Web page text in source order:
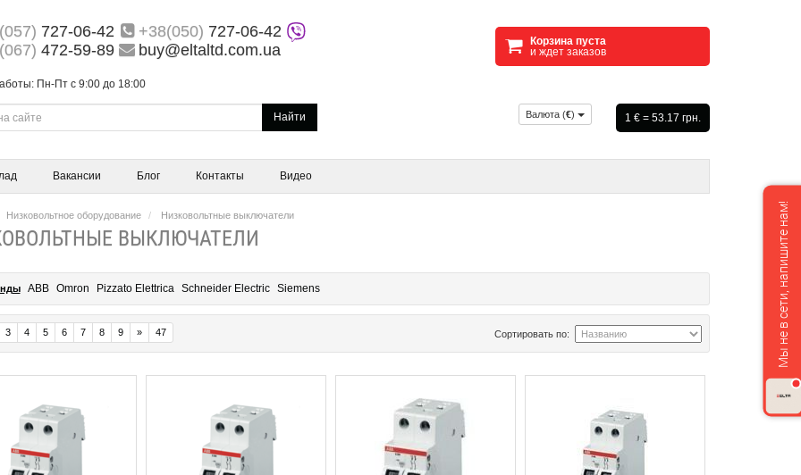
727-06-42 +38(050) 727-06-42
472-59-89 buy@eltaltd.com.ua
Пн-Пт с 9:00 до 18:00
Корзина пуста
и ждет заказов
Найти Валюта (€) 1 € = 53.17 грн.
Вакансии Блог Контакты Видео
Низковольтное оборудование Низковольтные выключатели
ВЫКЛЮЧАТЕЛИ
ABB Omron Pizzato Elettrica Schneider Electric Siemens
Сортировать по:
3 4 5 6 7 8 9 » 47 Мы не в сети, напишите нам!